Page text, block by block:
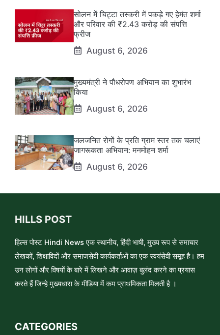
सोलन में चिट्टा तस्करी में पकड़े गए हेमंत शर्मा
और परिवार की ₹2.43 करोड़ की संपत्ति
फ्रीज
August 6, 2026
मुख्यमंत्री ने पौधरोपण अभियान का शुभारंभ
किया
August 6, 2026
जलजनित रोगों के प्रति ग्राम स्तर तक चलाएं
जागरूकता अभियान: मनमोहन शर्मा
August 6, 2026
HILLS POST
हिल्स पोस्ट Hindi News एक स्थानीय, हिंदी भाषी, मुख्य रूप से समाचार
लेखकों, शिक्षाविदों और समाजसेवी कार्यकर्ताओं का एक स्वयंसेवी समूह है। हम
उन लोगों और विषयों के बारे में लिखने और आवाज़ बुलंद करने का प्रयास
करते हैं जिन्हे मुख्यधारा के मीडिया में कम प्राथमिकता मिलती है ।
CATEGORIES